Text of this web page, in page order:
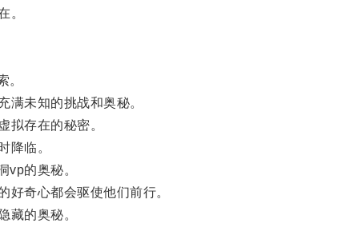
。
。
未知的挑战和奥秘。
存在的秘密。
临。
的奥秘。
奇心都会驱使他们前行。
的奥秘。